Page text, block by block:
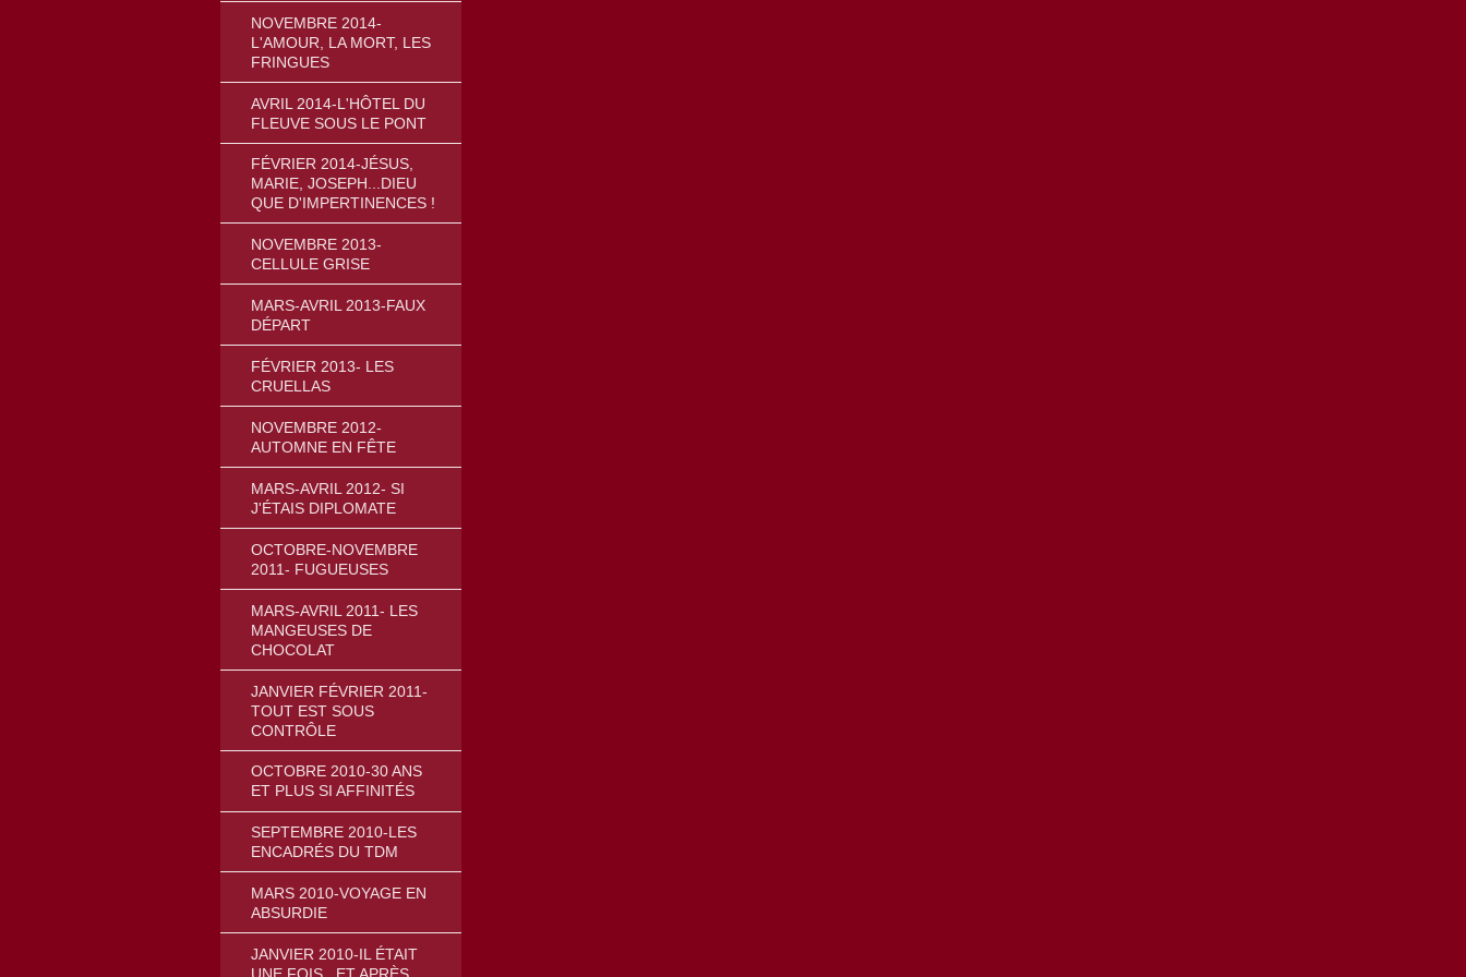
NOVEMBRE 2014-
L'AMOUR, LA MORT, LES
FRINGUES
AVRIL 2014-L'HÔTEL DU
FLEUVE SOUS LE PONT
FÉVRIER 2014-JÉSUS,
MARIE, JOSEPH...DIEU
QUE D'IMPERTINENCES !
NOVEMBRE 2013-
CELLULE GRISE
MARS-AVRIL 2013-FAUX
DÉPART
FÉVRIER 2013- LES
CRUELLAS
NOVEMBRE 2012-
AUTOMNE EN FÊTE
MARS-AVRIL 2012- SI
J'ÉTAIS DIPLOMATE
OCTOBRE-NOVEMBRE
2011- FUGUEUSES
MARS-AVRIL 2011- LES
MANGEUSES DE
CHOCOLAT
JANVIER FÉVRIER 2011-
TOUT EST SOUS
CONTRÔLE
OCTOBRE 2010-30 ANS
ET PLUS SI AFFINITÉS
SEPTEMBRE 2010-LES
ENCADRÉS DU TDM
MARS 2010-VOYAGE EN
ABSURDIE
JANVIER 2010-IL ÉTAIT